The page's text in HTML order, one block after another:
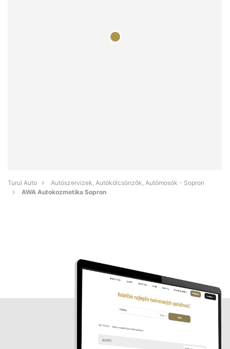
Turul Auto
Autószervizek, Autókölcsönzők, Autómosók - Sopron
AWA Autokozmetika Sopron